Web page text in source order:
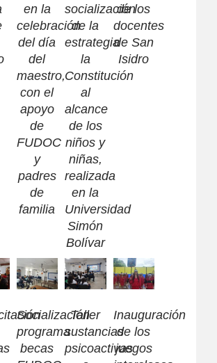
en la
celebración
del día
del
maestro,
con el
apoyo
de
FUDOC
y
padres
de
familia
socialización
de la
estrategia
la
Constitución
al
alcance
de los
niños y
niñas,
realizada
en la
Universidad
Simón
Bolívar
de los
docentes
de San
Isidro
Socialización
programa
becas
Taller
sustancias
psicoactivas
Inauguración
de los
juegos